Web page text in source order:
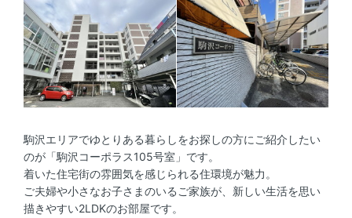
駒沢エリアでゆとりある暮らしをお探しの方にご紹介したい
のが「駒沢コーポラス105号室」です。
着いた住宅街の雰囲気を感じられる住環境が魅力。
ご夫婦や小さなお子さまのいるご家族が、新しい生活を思い
描きやすい2LDKのお部屋です。